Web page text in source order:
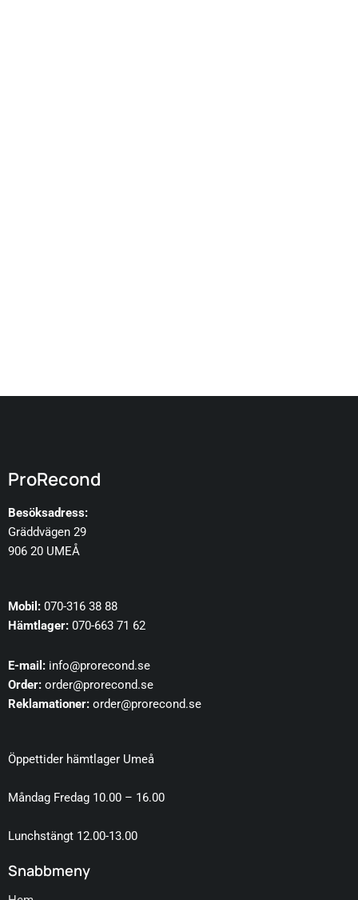
ProRecond
Besöksadress:
Gräddvägen 29
906 20 UMEÅ
Mobil: 070-316 38 88
Hämtlager: 070-663 71 62
E-mail: info@prorecond.se
Order: order@prorecond.se
Reklamationer: order@prorecond.se
Öppettider hämtlager Umeå
Måndag Fredag 10.00 – 16.00
Lunchstängt 12.00-13.00
Snabbmeny